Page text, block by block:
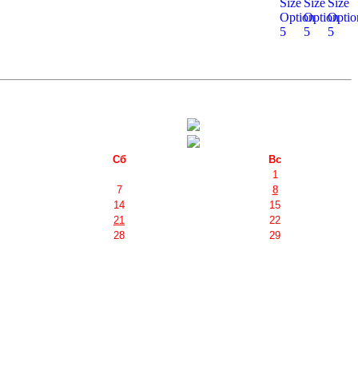
Сб
Вс
1
7
8
14
15
21
22
28
29